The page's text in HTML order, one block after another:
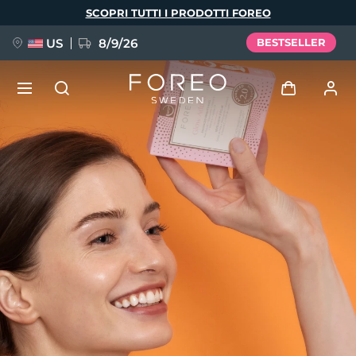
SCOPRI TUTTI I PRODOTTI FOREO
US 8/9/26 BESTSELLER
Profilo utente
I miei dispositivi
I miei ordini
I miei indirizzi
I miei abbonamenti
NUOVO
FAQ™ Pure Beauty-Tech Elixir
BREAKING NEWS
issa™ Teeth Whitening Set
Lingua
English Deutsch
Español
Français
Italiano
Português
Polski
Svenska
Türkçe
简体中文